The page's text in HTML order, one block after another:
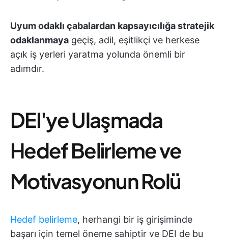
Uyum odaklı çabalardan kapsayıcılığa stratejik
odaklanmaya geçiş, adil, eşitlikçi ve herkese
açık iş yerleri yaratma yolunda önemli bir
adımdır.
DEI'ye Ulaşmada
Hedef Belirleme ve
Motivasyonun Rolü
Hedef belirleme, herhangi bir iş girişiminde
başarı için temel öneme sahiptir ve DEI de bu